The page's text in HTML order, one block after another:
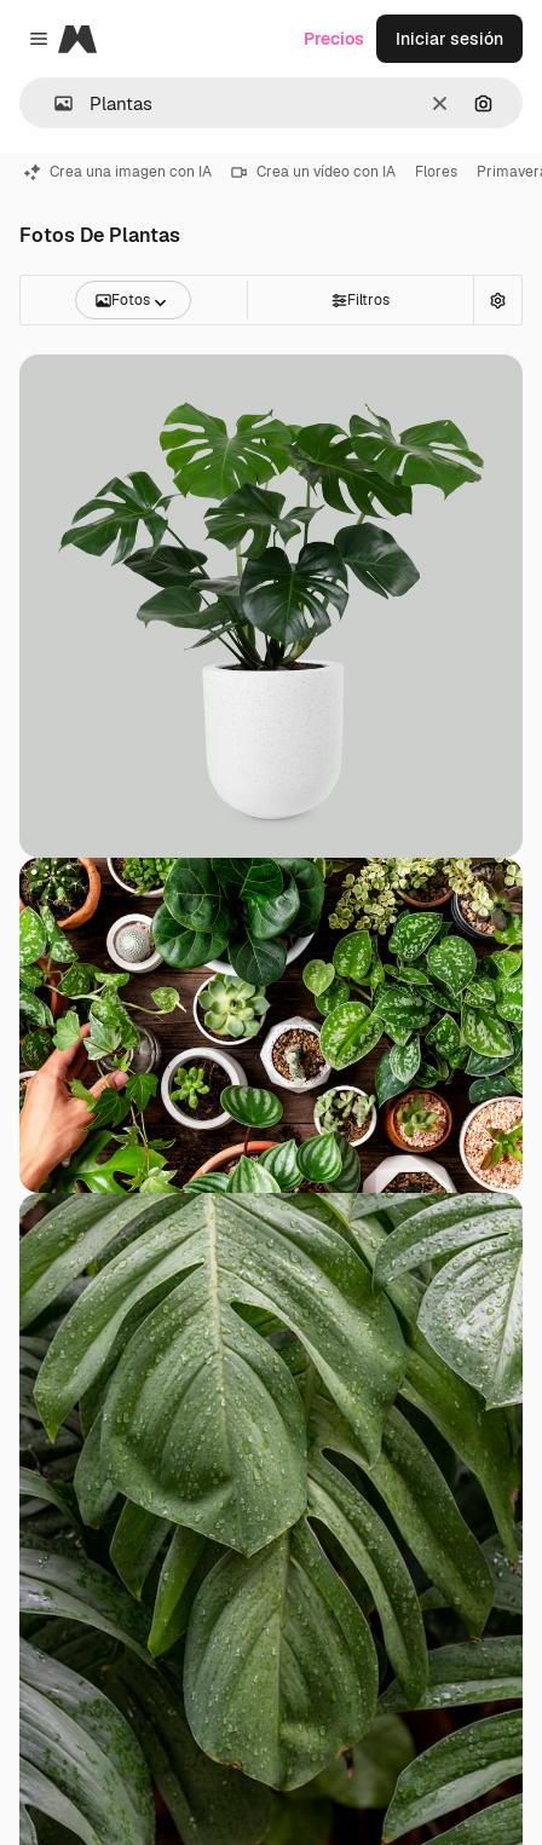
Close menu
Magnific
Borrar
Precios Iniciar sesión
Crea una imagen con IA Crea un vídeo con IA Flores
Fotos De Plantas
Fotos Filtros